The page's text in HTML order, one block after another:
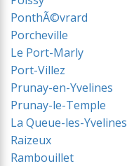
PonthÃ©vrard
Porcheville
Le Port-Marly
Port-Villez
Prunay-en-Yvelines
Prunay-le-Temple
La Queue-les-Yvelines
Raizeux
Rambouillet